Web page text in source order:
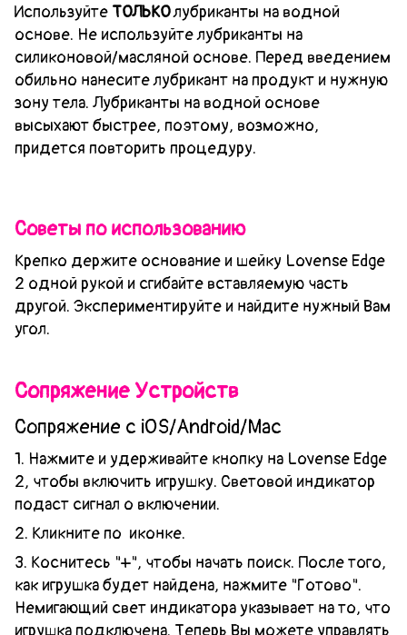
Используйте ТОЛЬКОлубриканты на водной
основе. Не используйте лубриканты на
силиконовой/масляной основе. Перед введением
обильно нанесите лубрикант на продукт и нужную
зону тела. Лубриканты на водной основе
высыхают быстрее, поэтому, возможно,
придется повторить процедуру.
Советы по использованию
Крепко держите основание и шейку Lovense Edge
2 одной рукой и сгибайте вставляемую часть
другой. Экспериментируйте и найдите нужный Вам
угол.
Сопряжение Устройств
Сопряжение с iOS/Android/Mac
1. Нажмите и удерживайте кнопку на Lovense Edge
2, чтобы включить игрушку. Световой индикатор
подаст сигнал о включении.
2. Кликните по иконке.
3. Коснитесь "+", чтобы начать поиск. После того,
как игрушка будет найдена, нажмите "Готово".
Немигающий свет индикатора указывает на то, что